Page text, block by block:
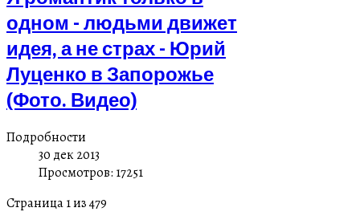
одном - людьми движет
идея, а не страх - Юрий
Луценко в Запорожье
(Фото. Видео)
Подробности
30 дек 2013
Просмотров: 17251
Страница 1 из 479